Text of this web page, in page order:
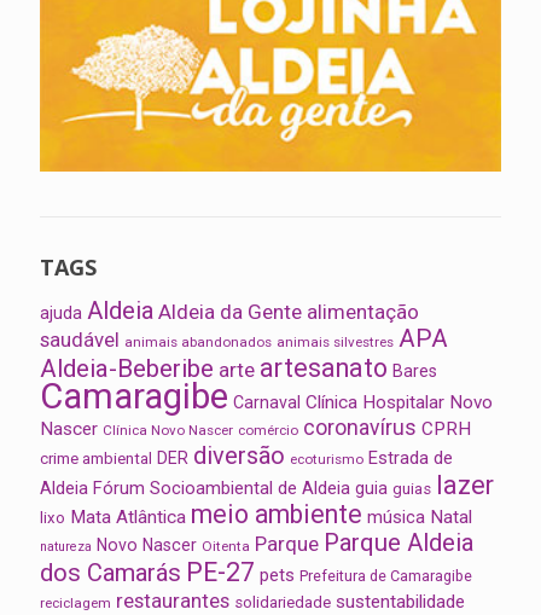
TAGS
ajuda Aldeia Aldeia da Gente alimentação
saudável animais abandonados animais silvestres APA
Aldeia-Beberibe arte artesanato Bares
Camaragibe Carnaval Clínica Hospitalar Novo
Nascer Clínica Novo Nascer comércio coronavírus CPRH
crime ambiental DER diversão ecoturismo Estrada de
Aldeia Fórum Socioambiental de Aldeia guia guias lazer
lixo Mata Atlântica meio ambiente música Natal
natureza Novo Nascer Oitenta Parque Parque Aldeia
dos Camarás PE-27 pets Prefeitura de Camaragibe
reciclagem restaurantes solidariedade sustentabilidade